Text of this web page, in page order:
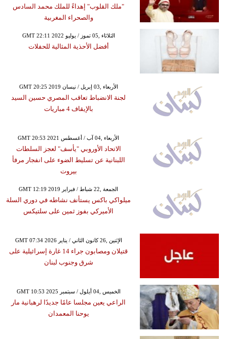
"ملك القلوب" إهداءً للملك محمد السادس
والصحراء المغربية
GMT 22:11 2022 الثلاثاء ,05 تموز / يوليو
أفضل الأحذية المثالية للحفلات
GMT 20:25 2019 الأربعاء ,03 إبريل / نيسان
لجنة الانضباط تعاقب المصري حسين السيد
بالإيقاف 4 مباريات
GMT 20:53 2021 الأربعاء ,04 آب / أغسطس
الاتحاد الأوروبي "يأسف" لعجز السلطات
اللبنانية عن تسليط الضوء على انفجار مرفأ
بيروت
GMT 12:19 2019 الجمعة ,22 شباط / فبراير
ميلواكي باكس يستأنف نشاطه في دوري السلة
الأميركي بفوز ثمين على سلتيكس
GMT 07:34 2026 الإثنين ,26 كانون الثاني / يناير
قتيلان ومصابون جراء 14 غارة إسرائيلية على
شرق وجنوب لبنان
GMT 10:53 2025 الخميس ,04 أيلول / سبتمبر
الراعي يعين مجلسا عامًا جديدًا لرهبانية مار
يوحنا المعمدان